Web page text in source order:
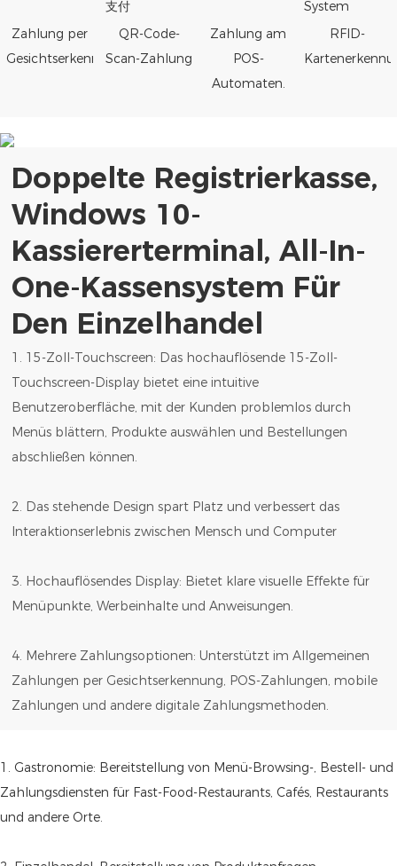
Zahlung per
Gesichtserkennung
QR-Code-
Scan-Zahlung
Zahlung am
POS-
Automaten.
RFID-
Doppelte Registrierkasse,
Windows 10-
Kassiererterminal, All-In-
One-Kassensystem Für
Den Einzelhandel
1. 15-Zoll-Touchscreen: Das hochauflösende 15-Zoll-
Touchscreen-Display bietet eine intuitive
Benutzeroberfläche, mit der Kunden problemlos durch
Menüs blättern, Produkte auswählen und Bestellungen
abschließen können.
2. Das stehende Design spart Platz und verbessert das
Interaktionserlebnis zwischen Mensch und Computer
3. Hochauflösendes Display: Bietet klare visuelle Effekte für
Menüpunkte, Werbeinhalte und Anweisungen.
4. Mehrere Zahlungsoptionen: Unterstützt im Allgemeinen
Zahlungen per Gesichtserkennung, POS-Zahlungen, mobile
Zahlungen und andere digitale Zahlungsmethoden.
1. Gastronomie: Bereitstellung von Menü-Browsing-, Bestell- und
Zahlungsdiensten für Fast-Food-Restaurants, Cafés, Restaurants
und andere Orte.